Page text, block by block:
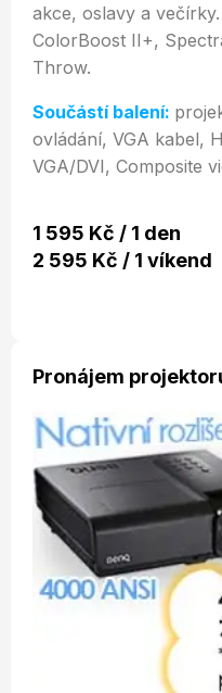
akce, oslavy a
ColorBoost II+,
Throw.
Součástí balení:
ovládání, VGA kabel,
VGA/DVI, Composite
1 595 Kč / 1 den
2 595 Kč / 1 víkend
Pronájem